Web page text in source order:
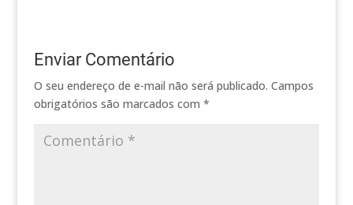
Enviar Comentário
O seu endereço de e-mail não será publicado. Campos
obrigatórios são marcados com *